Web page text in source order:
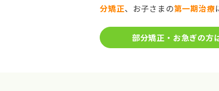
分矯正、お子さまの第一期治療
部分矯正・お急ぎの方